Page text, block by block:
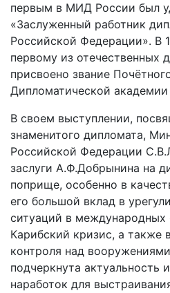
первым в МИД России был
«Заслуженный работник
Российской Федерации». В
первому из отечественных
присвоено звание
Дипломатической
В своем выступлении,
знаменитого дипломата,
Российской Федерации
заслуги А.Ф.Добрынина на
поприще, особенно в
его большой вклад в
ситуаций в международных
Карибский кризис, а также
контроля над
подчеркнута актуальность
наработок для